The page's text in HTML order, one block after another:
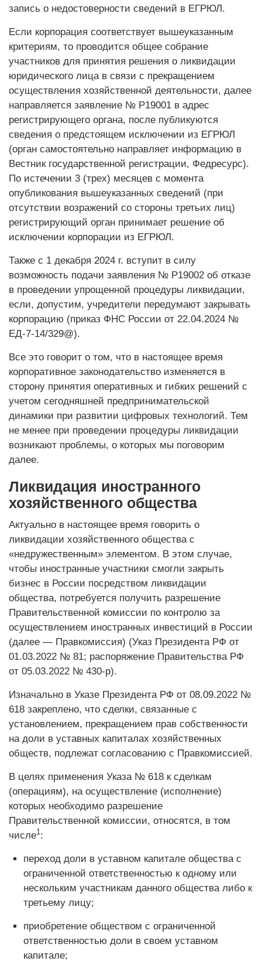
запись о недостоверности сведений в ЕГРЮЛ.
Если корпорация соответствует вышеуказанным
критериям, то проводится общее собрание
участников для принятия решения о ликвидации
юридического лица в связи с прекращением
осуществления хозяйственной деятельности, далее
направляется заявление № Р19001 в адрес
регистрирующего органа, после публикуются
сведения о предстоящем исключении из ЕГРЮЛ
(орган самостоятельно направляет информацию в
Вестник государственной регистрации, Федресурс).
По истечении 3 (трех) месяцев с момента
опубликования вышеуказанных сведений (при
отсутствии возражений со стороны третьих лиц)
регистрирующий орган принимает решение об
исключении корпорации из ЕГРЮЛ.
Также с 1 декабря 2024 г. вступит в силу
возможность подачи заявления № Р19002 об отказе
в проведении упрощенной процедуры ликвидации,
если, допустим, учредители передумают закрывать
корпорацию (приказ ФНС России от 22.04.2024 №
ЕД-7-14/329@).
Все это говорит о том, что в настоящее время
корпоративное законодательство изменяется в
сторону принятия оперативных и гибких решений с
учетом сегодняшней предпринимательской
динамики при развитии цифровых технологий. Тем
не менее при проведении процедуры ликвидации
возникают проблемы, о которых мы поговорим
далее.
Ликвидация иностранного
хозяйственного общества
Актуально в настоящее время говорить о
ликвидации хозяйственного общества с
«недружественным» элементом. В этом случае,
чтобы иностранные участники смогли закрыть
бизнес в России посредством ликвидации
общества, потребуется получить разрешение
Правительственной комиссии по контролю за
осуществлением иностранных инвестиций в России
(далее — Правкомиссия) (Указ Президента РФ от
01.03.2022 № 81; распоряжение Правительства РФ
от 05.03.2022 № 430-р).
Изначально в Указе Президента РФ от 08.09.2022 №
618 закреплено, что сделки, связанные с
установлением, прекращением прав собственности
на доли в уставных капиталах хозяйственных
обществ, подлежат согласованию с Правкомиссией.
В целях применения Указа № 618 к сделкам
(операциям), на осуществление (исполнение)
которых необходимо разрешение
Правительственной комиссии, относятся, в том
числе1:
переход доли в уставном капитале общества с
ограниченной ответственностью к одному или
нескольким участникам данного общества либо к
третьему лицу;
приобретение обществом с ограниченной
ответственностью доли в своем уставном
капитале;